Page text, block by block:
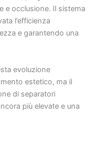
e occlusione. Il sistema
l’efficienza
e garantendo una
evoluzione
estetico, ma il
di separatori
più elevate e una